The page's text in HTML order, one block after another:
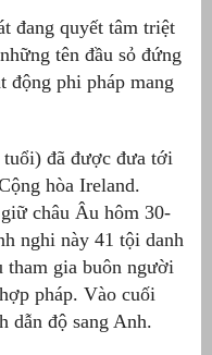
đang quyết tâm triệt
tên đầu sỏ đứng
động phi pháp mang
đã được đưa tới
hòa Ireland.
châu Âu hôm 30-
nghi này 41 tội danh
tham gia buôn người
pháp. Vào cuối
dẫn độ sang Anh.